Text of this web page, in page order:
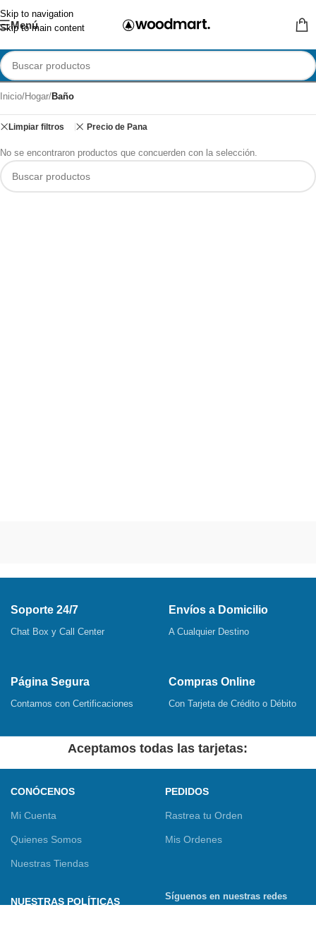
Skip to navigation
Skip to main content
Menú
Inicio/Hogar/Baño
Limpiar filtros Precio de Pana
No se encontraron productos que concuerden con la selección.
Soporte 24/7
Chat Box y Call Center
Envíos a Domicilio
A Cualquier Destino
Página Segura
Contamos con Certificaciones
Compras Online
Con Tarjeta de Crédito o Débito
Aceptamos todas las tarjetas:
CONÓCENOS
Mi Cuenta
Quienes Somos
Nuestras Tiendas
PEDIDOS
Rastrea tu Orden
Mis Ordenes
NUESTRAS POLÍTICAS
Síguenos en nuestras redes